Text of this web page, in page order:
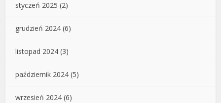
styczeń 2025 (2)
grudzień 2024 (6)
listopad 2024 (3)
październik 2024 (5)
wrzesień 2024 (6)